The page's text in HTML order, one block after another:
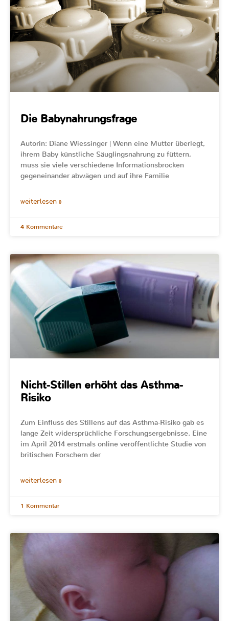
Die Babynahrungsfrage
Autorin: Diane Wiessinger | Wenn eine Mutter überlegt,
ihrem Baby künstliche Säuglingsnahrung zu füttern,
muss sie viele verschiedene Informationsbrocken
gegeneinander abwägen und auf ihre Familie
weiterlesen »
4 Kommentare
Nicht-Stillen erhöht das Asthma-
Risiko
Zum Einfluss des Stillens auf das Asthma-Risiko gab es
lange Zeit widersprüchliche Forschungsergebnisse. Eine
im April 2014 erstmals online veröffentlichte Studie von
britischen Forschern der
weiterlesen »
1 Kommentar